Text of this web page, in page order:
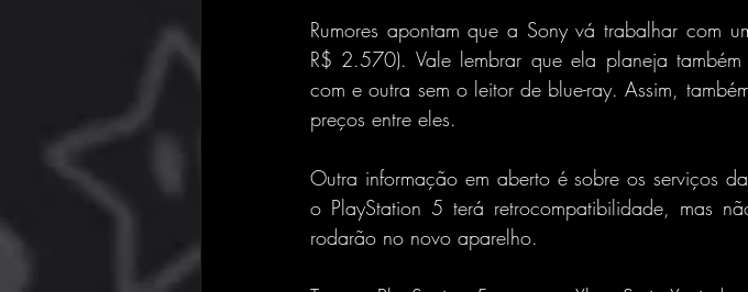
Rumores apontam que a Sony vá trabalhar com
R$ 2.570). Vale lembrar que ela planeja
com e outra sem o leitor de blue-ray. Assim,
preços entre eles.
Outra informação em aberto é sobre os serviços
o PlayStation 5 terá retrocompatibilidade, mas
rodarão no novo aparelho.